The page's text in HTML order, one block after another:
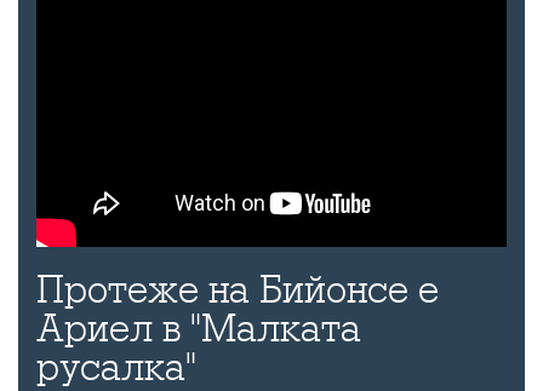
Протеже на Бийонсе е
Ариел в "Малката
русалка"